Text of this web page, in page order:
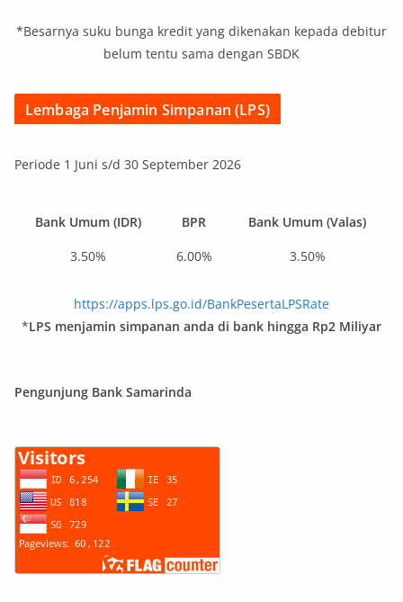
*Besarnya suku bunga kredit yang dikenakan kepada debitur
belum tentu sama dengan SBDK
Lembaga Penjamin Simpanan (LPS)
Periode 1 Juni s/d 30 September 2026
Bank Umum (IDR) BPR
Bank Umum (Valas)
3.50%
6.00% 3.50%
https://apps.lps.go.id/BankPesertaLPSRate
*LPS menjamin simpanan anda di bank hingga Rp2 Miliyar
Pengunjung Bank Samarinda